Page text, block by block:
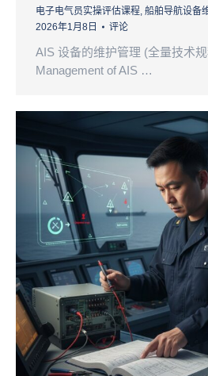
电子电气员实操评估课程, 船舶导航设备
2026年1月8日
评论
AIS 设备的维护管理 (全量技术
Management of AIS …